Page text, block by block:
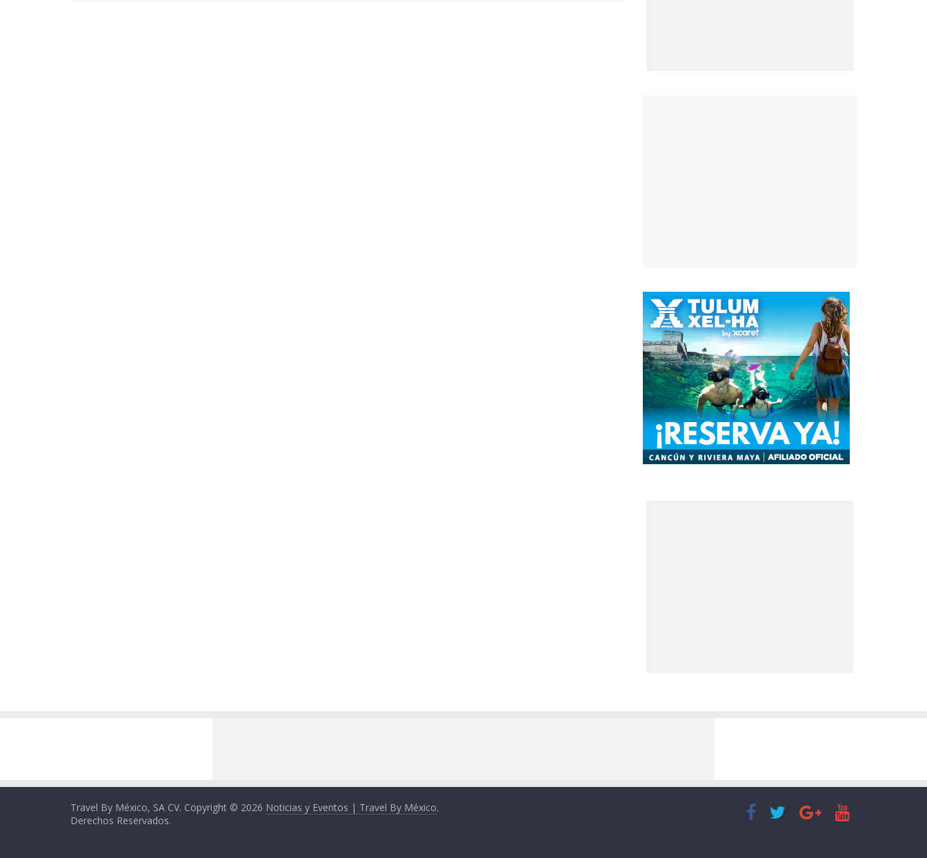
Travel By México, SA CV. Copyright © 2026 Noticias y Eventos | Travel By México.
Derechos Reservados.